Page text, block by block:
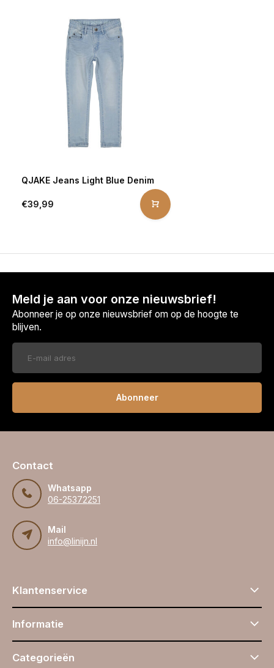
QJAKE Jeans Light Blue Denim
€39,99
Meld je aan voor onze nieuwsbrief!
Abonneer je op onze nieuwsbrief om op de hoogte te
blijven.
Abonneer
Contact
Whatsapp
06-25372251
Mail
info@linijn.nl
Klantenservice
Informatie
Categorieën